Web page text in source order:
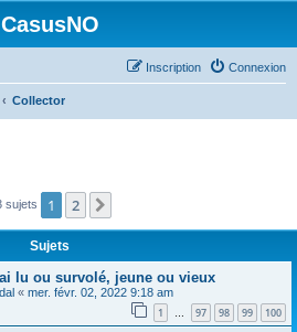
CasusNO
Connexion
Inscription
Collector
sujets 1 2
Sujets
lu ou survolé, jeune ou vieux
« mer. févr. 02, 2022 9:18 am
1 … 97 98 99 100